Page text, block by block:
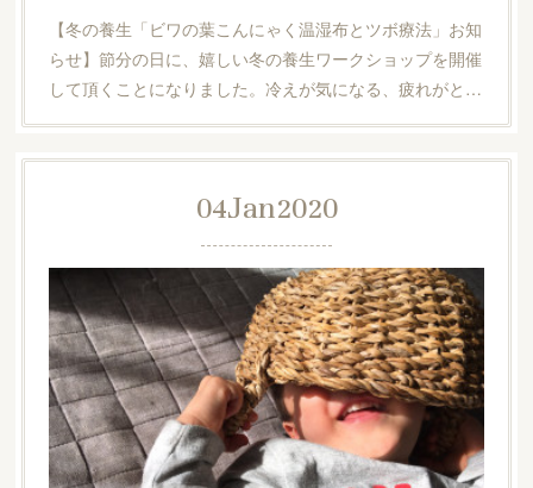
【冬の養生「ビワの葉こんにゃく温湿布とツボ療法」お知
らせ】節分の日に、嬉しい冬の養生ワークショップを開催
して頂くことになりました。冷えが気になる、疲れがと…
04Jan2020